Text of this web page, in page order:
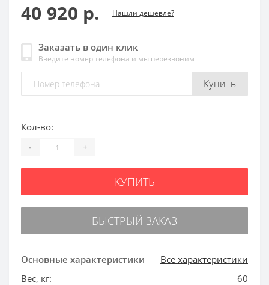
40 920 р. Нашли дешевле?
Заказать в один клик
Введите номер телефона и мы перезвоним
Купить
Основные характеристики
Все характеристики
Вес, кг:
60
Кол-во:
- +
КУПИТЬ
БЫСТРЫЙ ЗАКАЗ